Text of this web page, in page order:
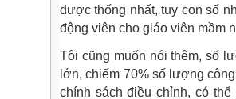
được thống nhất, tuy con số
động viên cho giáo viên mầm
Tôi cũng muốn nói thêm, số
lớn, chiếm 70% số lượng
chính sách điều chỉnh, có